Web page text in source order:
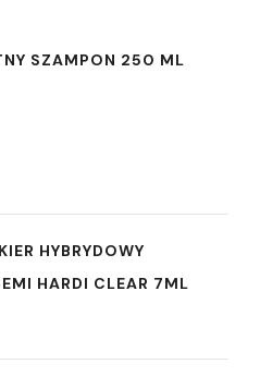
SZAMPON 250 ML
HYBRYDOWY
HARDI CLEAR 7ML